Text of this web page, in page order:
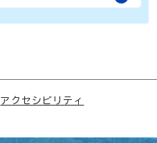
アクセシビリティ